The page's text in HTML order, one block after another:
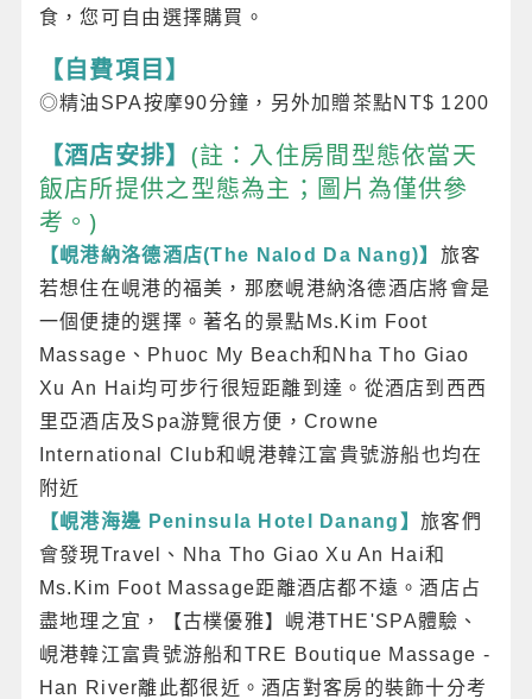
食，您可自由選擇購買。
【自費項目】
◎精油SPA按摩90分鐘，另外加贈茶點NT$ 1200
【酒店安排】 (註：入住房間型態依當天
飯店所提供之型態為主；圖片為僅供參
考。)
【峴港納洛德酒店(The Nalod Da Nang)】 旅客
若想住在峴港的福美，那麽峴港納洛德酒店將會是
一個便捷的選擇。著名的景點Ms.Kim Foot
Massage、Phuoc My Beach和Nha Tho Giao
Xu An Hai均可步行很短距離到達。從酒店到西西
里亞酒店及Spa游覽很方便，Crowne
International Club和峴港韓江富貴號游船也均在
附近
【峴港海邊 Peninsula Hotel Danang】旅客們
會發現Travel、Nha Tho Giao Xu An Hai和
Ms.Kim Foot Massage距離酒店都不遠。酒店占
盡地理之宜，【古樸優雅】峴港THE'SPA體驗、
峴港韓江富貴號游船和TRE Boutique Massage -
Han River離此都很近。酒店對客房的裝飾十分考